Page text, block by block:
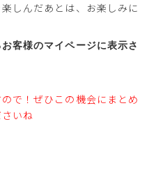
しんだあとは、お楽しみに
客様のマイページに表示さ
で！ぜひこの機会にまとめ
いね